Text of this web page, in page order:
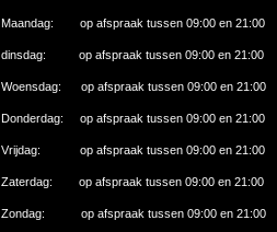
Maandag: op afspraak tussen 09:00 en 21:00
dinsdag: op afspraak tussen 09:00 en 21:00
Woensdag: op afspraak tussen 09:00 en 21:00
Donderdag: op afspraak tussen 09:00 en 21:00
Vrijdag: op afspraak tussen 09:00 en 21:00
Zaterdag: op afspraak tussen 09:00 en 21:00
Zondag: op afspraak tussen 09:00 en 21:00